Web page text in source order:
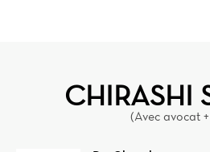
CHIRASHI
(Avec avocat